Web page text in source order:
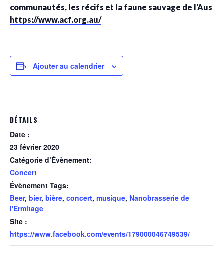
communautés, les récifs et la faune sauvage de
https://www.acf.org.au/
Ajouter au calendrier
DÉTAILS
Date :
23 février 2020
Catégorie d’Évènement:
Concert
Évènement Tags:
Beer, bier, bière, concert, musique, Nanobrasserie de
l'Ermitage
Site :
https://www.facebook.com/events/179000046749539/